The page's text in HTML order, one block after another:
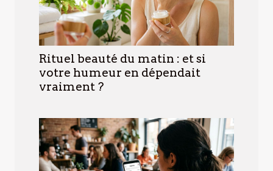
Rituel beauté du matin : et si
votre humeur en dépendait
vraiment ?